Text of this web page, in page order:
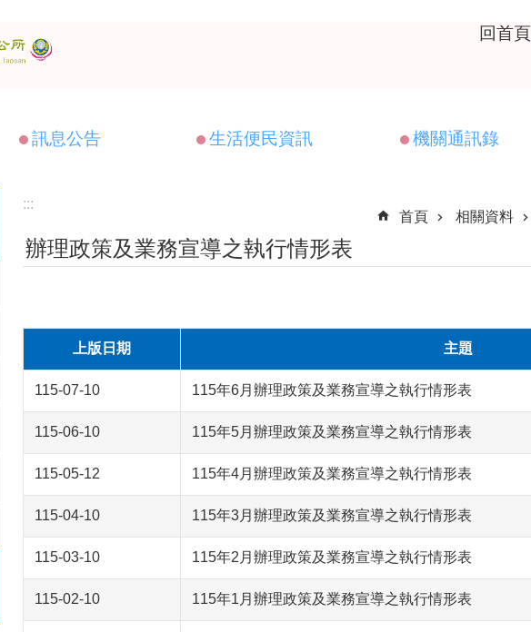
回首頁
訊息公告 生活便民資訊 機關通訊錄
:::
首頁
相關資料
辦理政策及業務宣導之執行情形表
上版日期 主題
115-07-10 115年6月辦理政策及業務宣導之執行情形表
115-06-10 115年5月辦理政策及業務宣導之執行情形表
115-05-12 115年4月辦理政策及業務宣導之執行情形表
115-04-10 115年3月辦理政策及業務宣導之執行情形表
115-03-10 115年2月辦理政策及業務宣導之執行情形表
115-02-10 115年1月辦理政策及業務宣導之執行情形表